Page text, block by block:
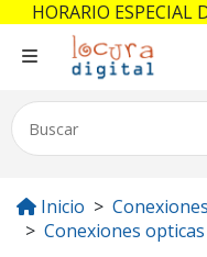
Inicio
Conexiones opticas
HORARIO ESPECIAL